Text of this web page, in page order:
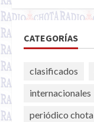
CATEGORÍAS
clasificados
internacionales
periódico chota